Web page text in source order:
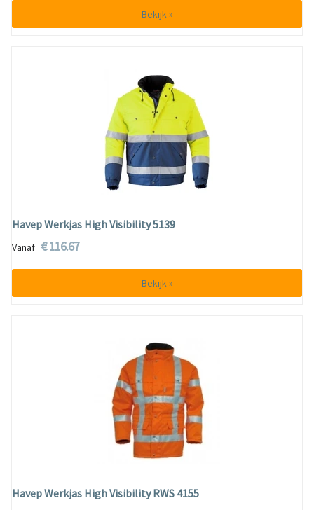
Bekijk »
Havep Werkjas High Visibility 5139
Vanaf € 116.67
Bekijk »
Havep Werkjas High Visibility RWS 4155